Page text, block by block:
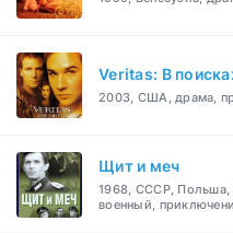
Veritas: В
2003, США, драма,
Щит и меч
1968, СССР, Польша,
военный,